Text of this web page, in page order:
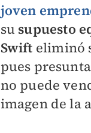
joven
su supuesto
Swift eliminó
pues
no puede
imagen de la